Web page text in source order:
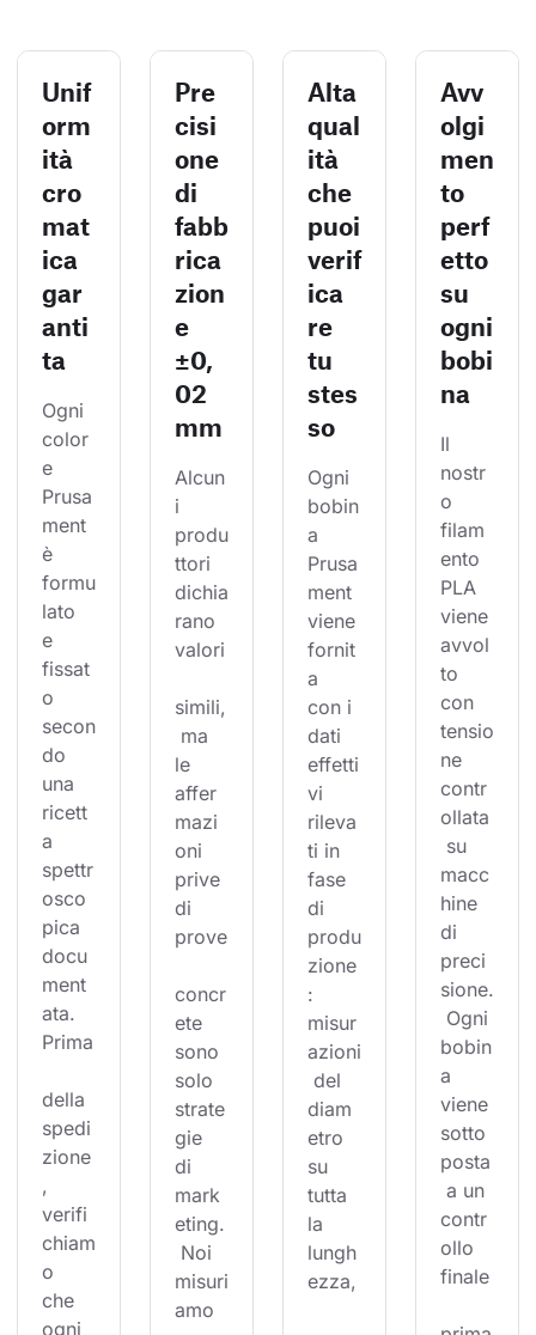
Unif
orm
ità
cro
mat
ica
gar
anti
ta
Ogni
color
e
Prusa
ment
è
formu
lato
e
fissat
o
secon
do
una
ricett
a
spettr
osco
pica
docu
ment
ata.
Prima
della
spedi
zione
,
verifi
chiam
o
che
ogni
Pre
cisi
one
di
fabb
rica
zion
e
±0,
02
mm
Alcun
i
produ
ttori
dichia
rano
valori
simili,
ma
le
affer
mazi
oni
prive
di
prove
concr
ete
sono
solo
strate
gie
di
mark
eting.
Noi
misuri
amo
Alta
qual
ità
che
puoi
verif
ica
re
tu
stes
so
Ogni
bobin
a
Prusa
ment
viene
fornit
a
con i
dati
effetti
vi
rileva
ti in
fase
di
produ
zione
:
misur
azioni
del
diam
etro
su
tutta
la
lungh
ezza,
Avv
olgi
men
to
perf
etto
su
ogni
bobi
na
Il
nostr
o
filam
ento
PLA
viene
avvol
to
con
tensio
ne
contr
ollata
su
macc
hine
di
preci
sione.
Ogni
bobin
a
viene
sotto
posta
a un
contr
ollo
finale